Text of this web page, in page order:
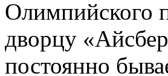
Олимпийского
дворцу
постоянно